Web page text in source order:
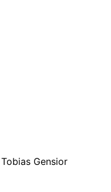
Gensior